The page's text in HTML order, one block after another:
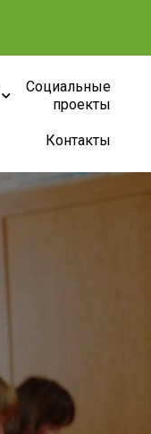
Социальные
проекты
Контакты